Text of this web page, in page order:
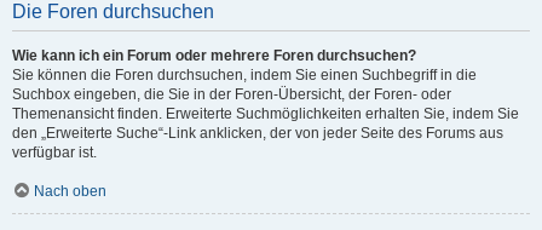
Die Foren durchsuchen
Wie kann ich ein Forum oder mehrere Foren durchsuchen?
Sie können die Foren durchsuchen, indem Sie einen Suchbegriff in die
Suchbox eingeben, die Sie in der Foren-Übersicht, der Foren- oder
Themenansicht finden. Erweiterte Suchmöglichkeiten erhalten Sie, indem Sie
den „Erweiterte Suche“-Link anklicken, der von jeder Seite des Forums aus
verfügbar ist.
Nach oben